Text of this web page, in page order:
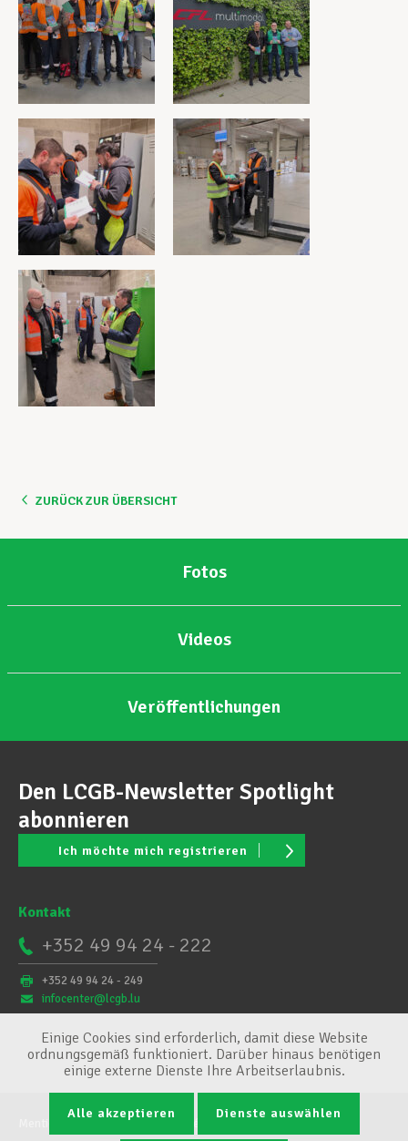
ZURÜCK ZUR ÜBERSICHT
Fotos
Videos
Veröffentlichungen
Den LCGB-Newsletter Spotlight
abonnieren
Ich möchte mich registrieren
Kontakt
+352 49 94 24 - 222
+352 49 94 24 - 249
infocenter@lcgb.lu
Conditions générales
Einige Cookies sind erforderlich, damit diese Website
ordnungsgemäß funktioniert. Darüber hinaus benötigen
einige externe Dienste Ihre Arbeitserlaubnis.
Alle akzeptieren Dienste auswählen